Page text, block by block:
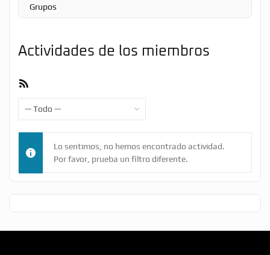
Grupos
Actividades de los miembros
Lo sentimos, no hemos encontrado actividad.
Por favor, prueba un filtro diferente.